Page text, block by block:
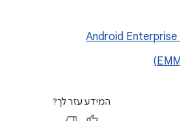
המידע עזר לך?